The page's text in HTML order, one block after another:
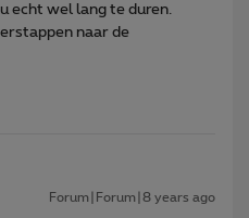
echt wel lang te duren.
naar de
Forum|Forum|8 years ago